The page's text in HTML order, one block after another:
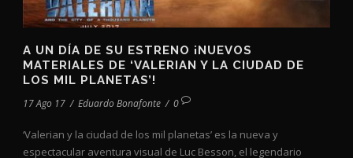
A UN DÍA DE SU ESTRENO ¡NUEVOS
MATERIALES DE ‘VALERIAN Y LA CIUDAD DE
LOS MIL PLANETAS’!
17 Ago 17 / Eduardo Bonafonte / 0
‘Valerian y la ciudad de los mil planetas’ es la nueva y
espectacular aventura visual de Luc Besson, el legendario